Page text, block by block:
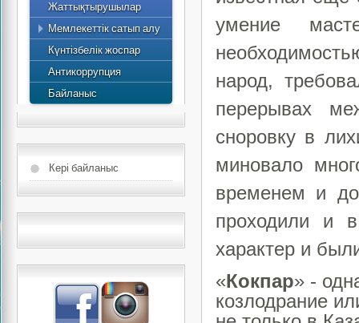
умение
народ,
перерывах
сноровку в
миновало
временем и
проходили и
характер и
«Кокпар» -
козлодрание
Жаттықтырушылар
Мемлекеттік сатып алу
Жоспар
Күнтізбелік жоспар
Антикоррупция
Байланыс
Кері байланыс